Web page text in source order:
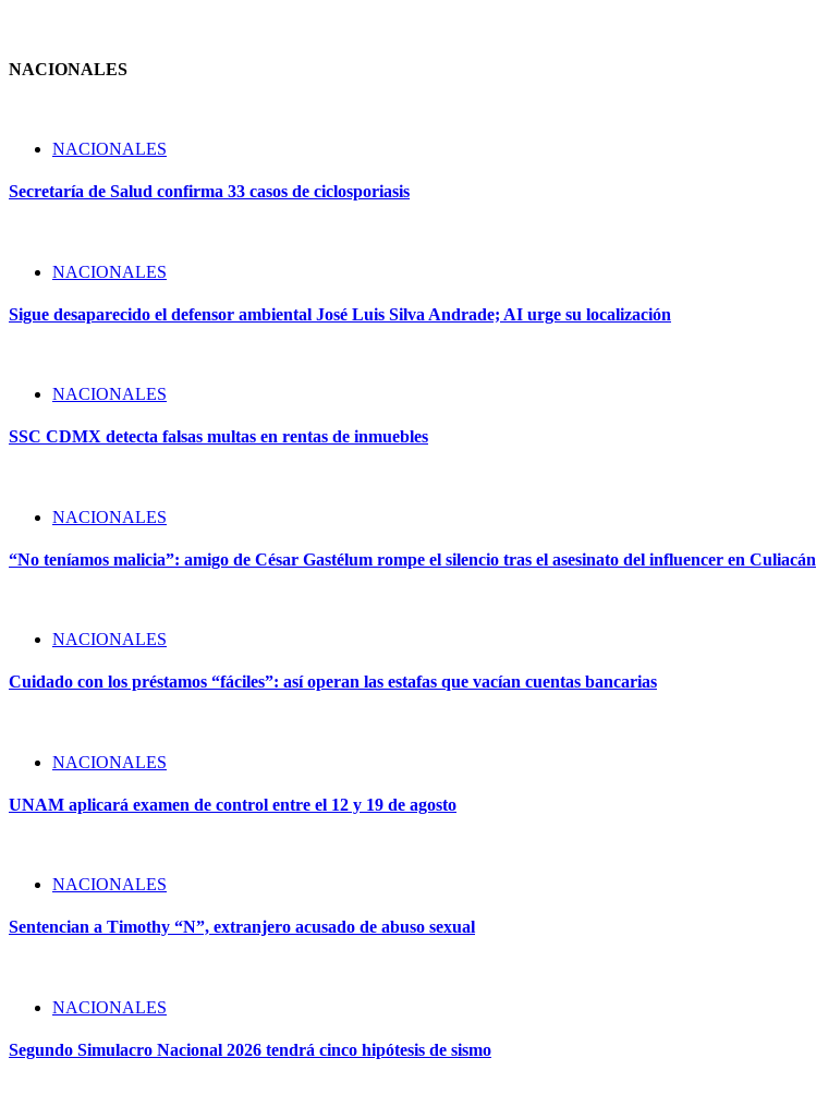
NACIONALES
NACIONALES
Secretaría de Salud confirma 33 casos de ciclosporiasis
NACIONALES
Sigue desaparecido el defensor ambiental José Luis Silva Andrade; AI urge su localización
NACIONALES
SSC CDMX detecta falsas multas en rentas de inmuebles
NACIONALES
“No teníamos malicia”: amigo de César Gastélum rompe el silencio tras el asesinato del influencer en Culiacán
NACIONALES
Cuidado con los préstamos “fáciles”: así operan las estafas que vacían cuentas bancarias
NACIONALES
UNAM aplicará examen de control entre el 12 y 19 de agosto
NACIONALES
Sentencian a Timothy “N”, extranjero acusado de abuso sexual
NACIONALES
Segundo Simulacro Nacional 2026 tendrá cinco hipótesis de sismo